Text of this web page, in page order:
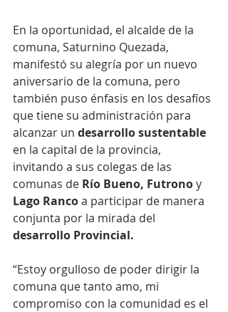
En la oportunidad, el alcalde de la
comuna, Saturnino Quezada,
manifestó su alegría por un nuevo
aniversario de la comuna, pero
también puso énfasis en los desafíos
que tiene su administración para
alcanzar un desarrollo sustentable
en la capital de la provincia,
invitando a sus colegas de las
comunas de Río Bueno, Futrono y
Lago Ranco a participar de manera
conjunta por la mirada del
desarrollo Provincial.
“Estoy orgulloso de poder dirigir la
comuna que tanto amo, mi
compromiso con la comunidad es el